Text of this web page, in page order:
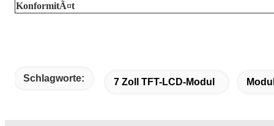
KonformitÃ¤t
Schlagworte: 7 Zoll TFT-LCD-Modul